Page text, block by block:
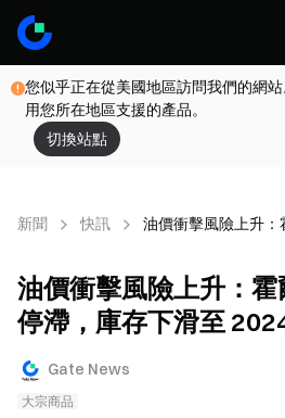
您似乎正在從美國地區訪問我們的網
用您所在地區支援的產品。
切換站點
新聞 快訊 油價衝擊風險上升
油價衝擊風險上升：
停滯，庫存下滑至
Gate News
大宗商品